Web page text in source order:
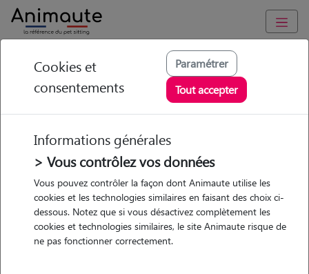
Animaute Centre-Val-de-Loire Loiret /Saran
Adriana - Petsitter à
SARAN
5/5 (1 avis)
• 22 ans
chez le Pet Sitter
Cookies et
consentements
Paramétrer
Tout accepter
Informations générales
> Vous contrôlez vos données
Vous pouvez contrôler la façon dont Animaute utilise les
cookies et les technologies similaires en faisant des choix ci-
dessous. Notez que si vous désactivez complètement les
cookies et technologies similaires, le site Animaute risque de
ne pas fonctionner correctement.